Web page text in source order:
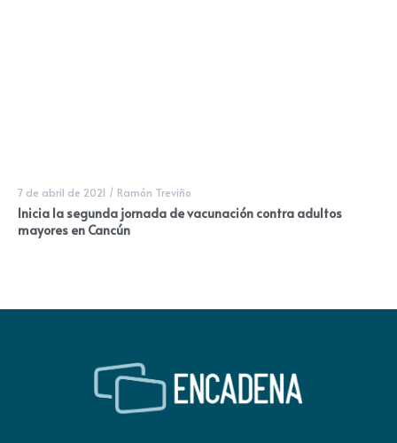
7 de abril de 2021 / Ramón Treviño
Inicia la segunda jornada de vacunación contra adultos
mayores en Cancún